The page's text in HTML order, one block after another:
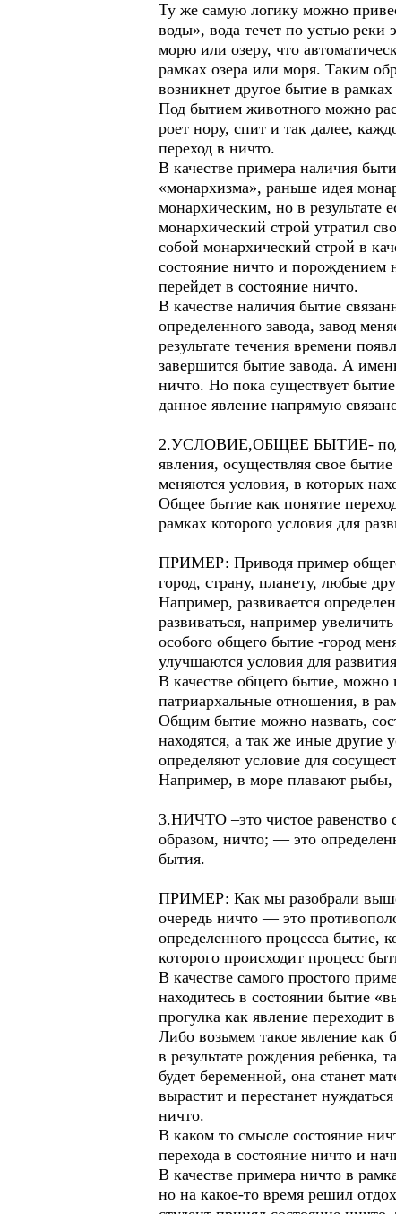
Ту же самую логику можно
воды», вода течет по устью реки
морю или озеру, что
рамках озера или моря. Таким
возникнет другое бытие в
Под бытием животного можно
роет нору, спит и так далее,
переход в ничто.
В качестве примера наличия
«монархизма», раньше идея
монархическим, но в результате
монархический строй утратил
собой монархический строй в
состояние ничто и порождением
перейдет в состояние ничто.
В качестве наличия бытие
определенного завода, завод
результате течения времени
завершится бытие завода. А
ничто. Но пока существует
данное явление напрямую
2.УСЛОВИЕ,ОБЩЕЕ БЫТИЕ- под
явления, осуществляя свое
меняются условия, в которых
Общее бытие как понятие
рамках которого условия для
ПРИМЕР: Приводя пример общего
город, страну, планету, любые
Например, развивается
развиваться, например
особого общего бытие -город
улучшаются условия для
В качестве общего бытие, можно
патриархальные отношения, в
Общим бытие можно назвать,
находятся, а так же иные другие
определяют условие для
Например, в море плавают рыбы,
3.НИЧТО –это чистое равенство
образом, ничто; — это
бытия.
ПРИМЕР: Как мы разобрали выше
очередь ничто — это
определенного процесса бытие,
которого происходит процесс
В качестве самого простого
находитесь в состоянии бытие
прогулка как явление переходит
Либо возьмем такое явление как
в результате рождения
будет беременной, она станет
вырастит и перестанет
ничто.
В каком то смысле состояние
перехода в состояние ничто и
В качестве примера ничто в
но на какое-то время решил